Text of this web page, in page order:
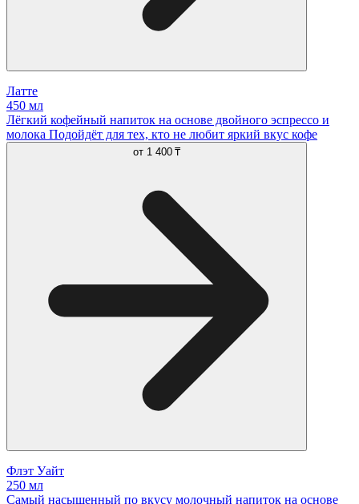
Латте
450 мл
Лёгкий кофейный напиток на основе двойного эспрессо и
молока Подойдёт для тех, кто не любит яркий вкус кофе
от 1 400 ₸
Флэт Уайт
250 мл
Cамый насыщенный по вкусу молочный напиток на основе